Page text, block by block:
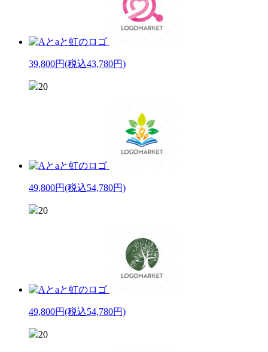
39,800円(税込43,780円)
20
49,800円(税込54,780円)
20
49,800円(税込54,780円)
20